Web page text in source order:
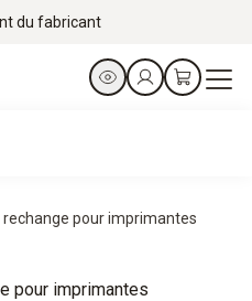
du fabricant
pour imprimantes
pour imprimantes